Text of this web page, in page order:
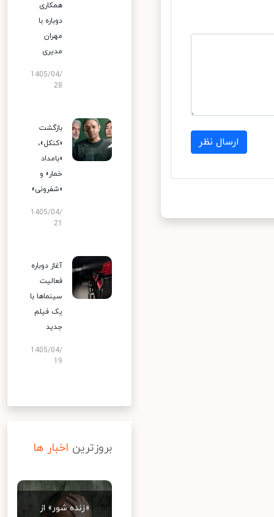
ارسال نظر
همکاری
دوباره با
مهران
مدیری
1405/04/
28
بازگشت
«کنکل»،
«بامداد
خمار» و
«شفرونی»
1405/04/
آغاز دوباره
فعالیت
سینماها با
یک فیلم
جدید
1405/04/
19
بروزترین اخبار ها
«زنده شور» از